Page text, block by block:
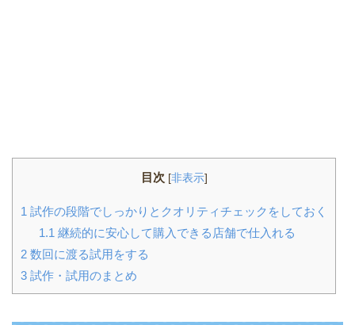
目次 [非表示]
1 試作の段階でしっかりとクオリティチェックをしておく
1.1 継続的に安心して購入できる店舗で仕入れる
2 数回に渡る試用をする
3 試作・試用のまとめ